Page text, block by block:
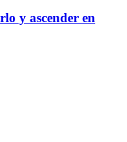
y ascender en